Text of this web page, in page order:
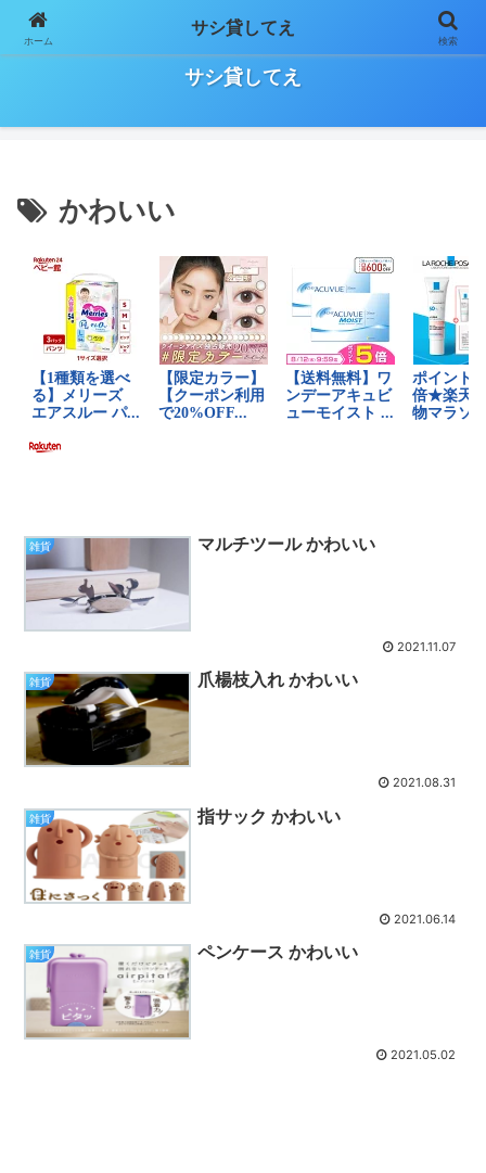
日々の気になること、お役立ち情報などをゆる～く気長に書いていきます！
サシ貸してえ
かわいい
雑貨 マルチツール かわいい
2021.11.07
雑貨 爪楊枝入れ かわいい
2021.08.31
雑貨 指サック かわいい
2021.06.14
雑貨 ペンケース かわいい
2021.05.02
ホーム
サシ貸してえ
検索